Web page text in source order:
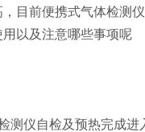
目前便携式气体检测
以及注意哪些事项呢
仪自检及预热完成进